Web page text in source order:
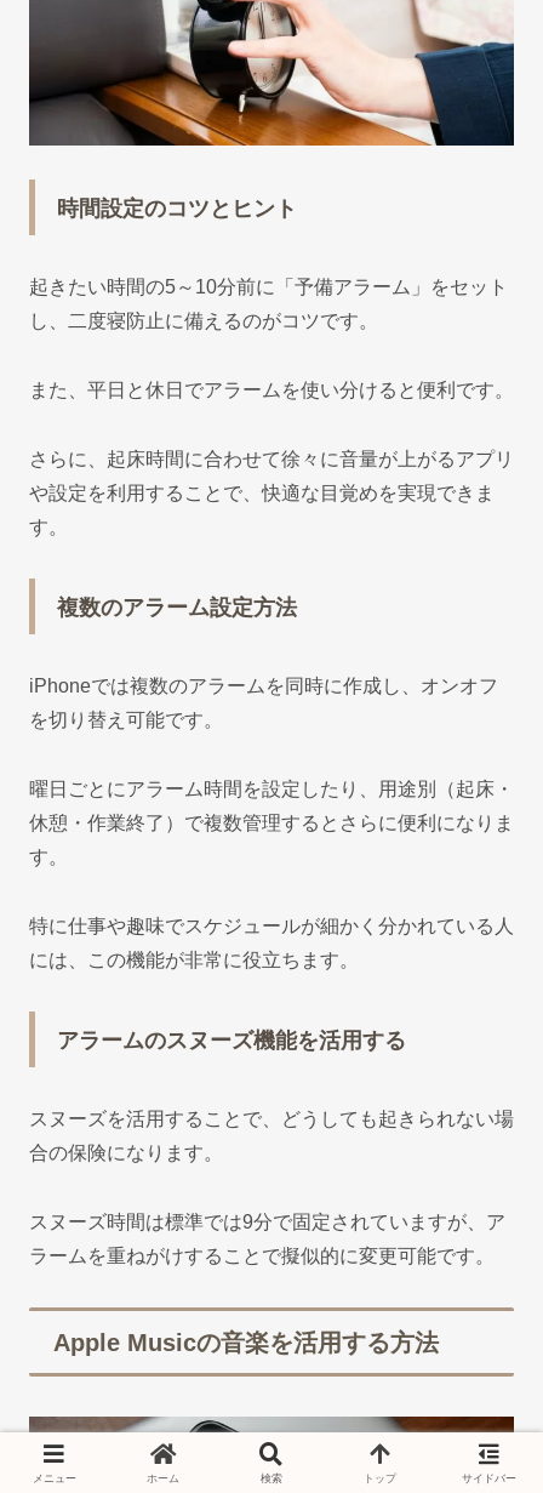
時間設定のコツとヒント
起きたい時間の5～10分前に「予備アラーム」をセット
し、二度寝防止に備えるのがコツです。
また、平日と休日でアラームを使い分けると便利です。
さらに、起床時間に合わせて徐々に音量が上がるアプリ
や設定を利用することで、快適な目覚めを実現できま
す。
複数のアラーム設定方法
iPhoneでは複数のアラームを同時に作成し、オンオフ
を切り替え可能です。
曜日ごとにアラーム時間を設定したり、用途別（起床・
休憩・作業終了）で複数管理するとさらに便利になりま
す。
特に仕事や趣味でスケジュールが細かく分かれている人
には、この機能が非常に役立ちます。
アラームのスヌーズ機能を活用する
スヌーズを活用することで、どうしても起きられない場
合の保険になります。
スヌーズ時間は標準では9分で固定されていますが、ア
ラームを重ねがけすることで擬似的に変更可能です。
Apple Musicの音楽を活用する方法
メニュー ホーム 検索 トップ サイドバー